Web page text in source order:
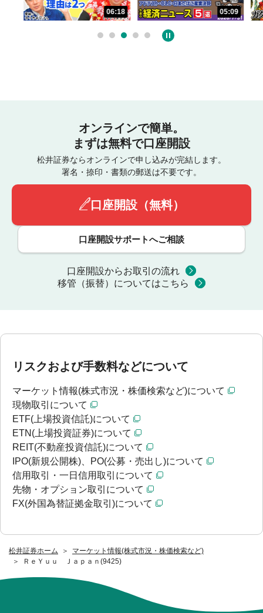
松井証券ホーム
マーケット情報(株式市況・株価検索など)
ＲｅＹｕｕ Ｊａｐａｎ(9425)
06:18 05:09
オンラインで簡単。
まずは無料で口座開設
松井証券ならオンラインで申し込みが完結します。
署名・捺印・書類の郵送は不要です。
口座開設（無料）
口座開設サポートへご相談
口座開設からお取引の流れ
移管（振替）についてはこちら
リスクおよび手数料などについて
マーケット情報(株式市況・株価検索など)について
現物取引について
ETF(上場投資信託)について
ETN(上場投資証券)について
REIT(不動産投資信託)について
IPO(新規公開株)、PO(公募・売出し)について
信用取引・一日信用取引について
先物・オプション取引について
FX(外国為替証拠金取引)について